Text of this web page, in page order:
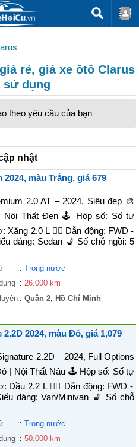
rẻ, giá xe ôtô Clarus
sử dụng
theo yêu cầu của bạn
nhật
màu Trắng, giá 679
2.0 AT – 2024, Siêu đẹp 🎨
Nội Thất Đen 🕹️ Hộp số: Số tự
Xăng 2.0 L 🚴‍♀️ Dẫn động: FWD -
dáng: Sedan 💺 Số chỗ ngồi: 5
: Trong nước
: 26.000 km
: Quận 2, Hồ Chí Minh
2024, màu Đỏ, giá 1,079
2.2D – 2024, Full Options
| Nội Thất Nâu 🕹️ Hộp số: Số tự
Dầu 2.2 L 🚴‍♀️ Dẫn động: FWD -
dáng: Van/Minivan 💺 Số chỗ
: Trong nước
: 50.000 km